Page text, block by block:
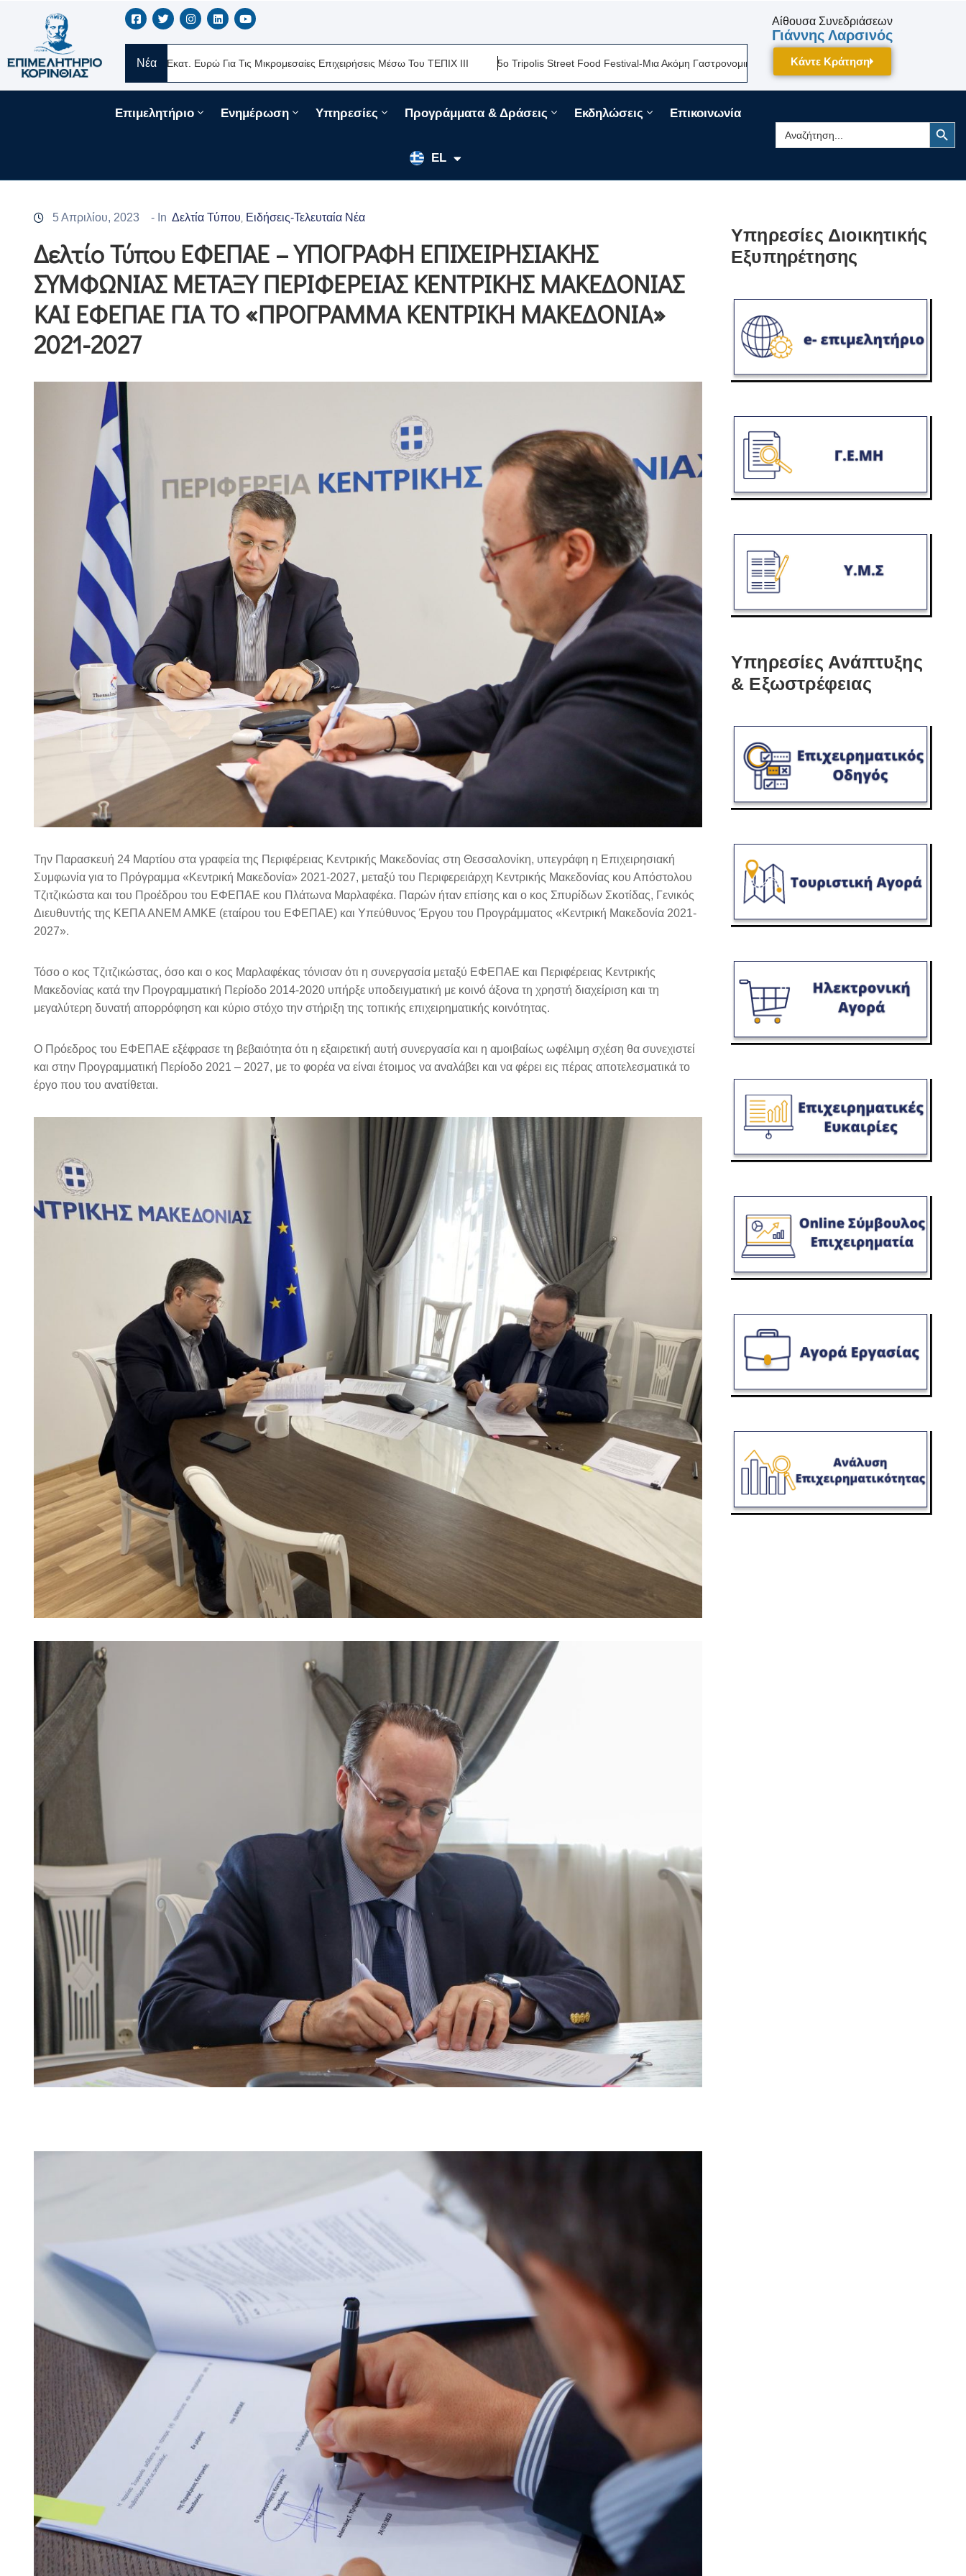
Νέα
Δάνεια 330 Εκατ. Ευρώ Για Τις Μικρομεσαίες Επιχειρήσεις Μέσω Του ΤΕΠΙΧ ΙΙΙ 5ο Tripolis Street Food Festival-Μια Ακόμη Γαστρονομική Γιορτή Της Πελοποννήσου Δίνει Ραντεβού Τον Σεπτέμβριο Στην
Αίθουσα Συνεδριάσεων
Γιάννης Λαρσινός
Κάντε Κράτηση
Επιμελητήριο Ενημέρωση Υπηρεσίες Προγράμματα & Δράσεις Εκδηλώσεις Επικοινωνία
EL
EN
FR
Search
for:
Search Button
5 Απριλίου, 2023 - In Δελτία Τύπου Ειδήσεις-Τελευταία Νέα
Δελτίο Τύπου ΕΦΕΠΑΕ – ΥΠΟΓΡΑΦΗ ΕΠΙΧΕΙΡΗΣΙΑΚΗΣ
ΣΥΜΦΩΝΙΑΣ ΜΕΤΑΞΥ ΠΕΡΙΦΕΡΕΙΑΣ ΚΕΝΤΡΙΚΗΣ ΜΑΚΕΔΟΝΙΑΣ
ΚΑΙ ΕΦΕΠΑΕ ΓΙΑ ΤΟ «ΠΡΟΓΡΑΜΜΑ ΚΕΝΤΡΙΚΗ ΜΑΚΕΔΟΝΙΑ»
2021-2027
Την Παρασκευή 24 Μαρτίου στα γραφεία της Περιφέρειας Κεντρικής Μακεδονίας στη Θεσσαλονίκη, υπεγράφη η Επιχειρησιακή
Συμφωνία για το Πρόγραμμα «Κεντρική Μακεδονία» 2021-2027, μεταξύ του Περιφερειάρχη Κεντρικής Μακεδονίας κου Απόστολου
Τζιτζικώστα και του Προέδρου του ΕΦΕΠΑΕ κου Πλάτωνα Μαρλαφέκα. Παρών ήταν επίσης και ο κος Σπυρίδων Σκοτίδας, Γενικός
Διευθυντής της ΚΕΠΑ ΑΝΕΜ ΑΜΚΕ (εταίρου του ΕΦΕΠΑΕ) και Υπεύθυνος Έργου του Προγράμματος «Κεντρική Μακεδονία 2021-
2027».
Τόσο ο κος Τζιτζικώστας, όσο και ο κος Μαρλαφέκας τόνισαν ότι η συνεργασία μεταξύ ΕΦΕΠΑΕ και Περιφέρειας Κεντρικής
Μακεδονίας κατά την Προγραμματική Περίοδο 2014-2020 υπήρξε υποδειγματική με κοινό άξονα τη χρηστή διαχείριση και τη
μεγαλύτερη δυνατή απορρόφηση και κύριο στόχο την στήριξη της τοπικής επιχειρηματικής κοινότητας.
Ο Πρόεδρος του ΕΦΕΠΑΕ εξέφρασε τη βεβαιότητα ότι η εξαιρετική αυτή συνεργασία και η αμοιβαίως ωφέλιμη σχέση θα συνεχιστεί
και στην Προγραμματική Περίοδο 2021 – 2027, με το φορέα να είναι έτοιμος να αναλάβει και να φέρει εις πέρας αποτελεσματικά το
έργο που του ανατίθεται.
Υπηρεσίες Διοικητικής
Εξυπηρέτησης
Υπηρεσίες Ανάπτυξης
& Εξωστρέφειας